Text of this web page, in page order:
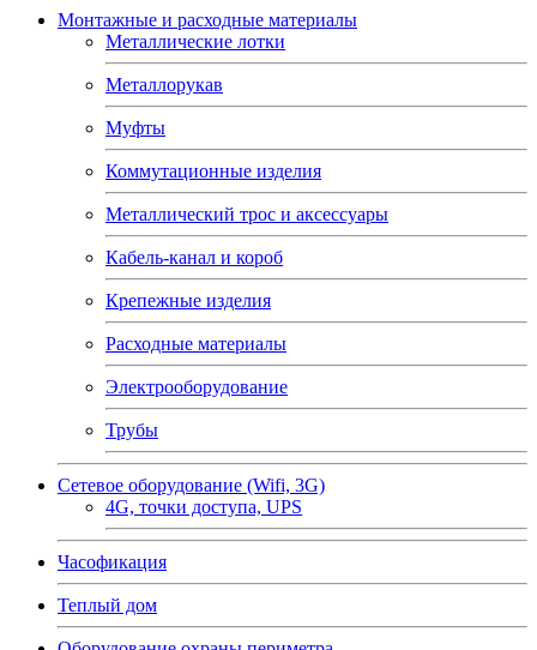
Монтажные и расходные материалы
Металлические лотки
Металлорукав
Муфты
Коммутационные изделия
Металлический трос и аксессуары
Кабель-канал и короб
Крепежные изделия
Расходные материалы
Электрооборудование
Трубы
Сетевое оборудование (Wifi, 3G)
4G, точки доступа, UPS
Часофикация
Теплый дом